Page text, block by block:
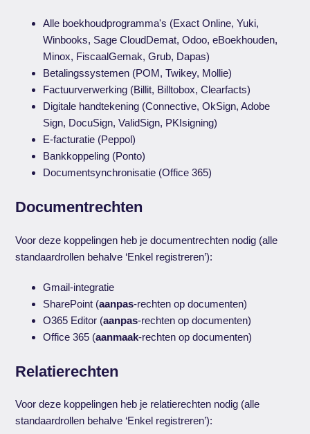
Alle boekhoudprogramma's (Exact Online, Yuki,
Winbooks, Sage CloudDemat, Odoo, eBoekhouden,
Minox, FiscaalGemak, Grub, Dapas)
Betalingssystemen (POM, Twikey, Mollie)
Factuurverwerking (Billit, Billtobox, Clearfacts)
Digitale handtekening (Connective, OkSign, Adobe
Sign, DocuSign, ValidSign, PKIsigning)
E-facturatie (Peppol)
Bankkoppeling (Ponto)
Documentsynchronisatie (Office 365)
Documentrechten
Voor deze koppelingen heb je documentrechten nodig (alle
standaardrollen behalve ‘Enkel registreren’):
Gmail-integratie
SharePoint (aanpas-rechten op documenten)
O365 Editor (aanpas-rechten op documenten)
Office 365 (aanmaak-rechten op documenten)
Relatierechten
Voor deze koppelingen heb je relatierechten nodig (alle
standaardrollen behalve ‘Enkel registreren’):